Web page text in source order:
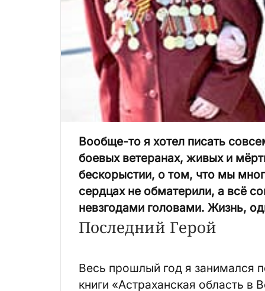
Вообще-то я хотел писать
боевых ветеранах, живых и
бескорыстии, о том, что мы
сердцах не обматерили, а всё
невзгодами головами. Жизнь,
Последний Герой
Весь прошлый год я занимался
книги «Астраханская область в